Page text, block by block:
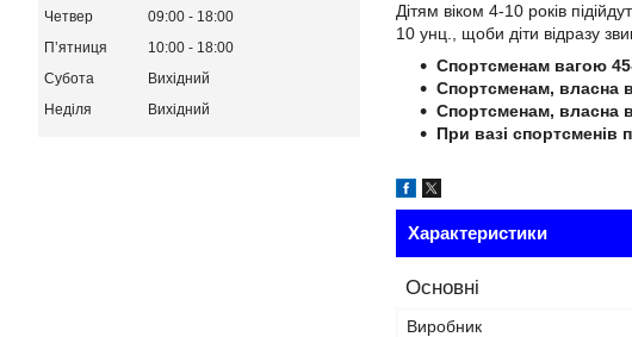
Дітям віком 4-10 років
10 унц., щоби діти відразу
Спортсменам вагою 45-
Спортсменам, власна
Спортсменам, власна
При вазі спортсменів
Характеристики
Основні
Виробник
Четвер
09:00
18:00
Пʼятниця
10:00
18:00
Субота
Вихідний
Неділя
Вихідний